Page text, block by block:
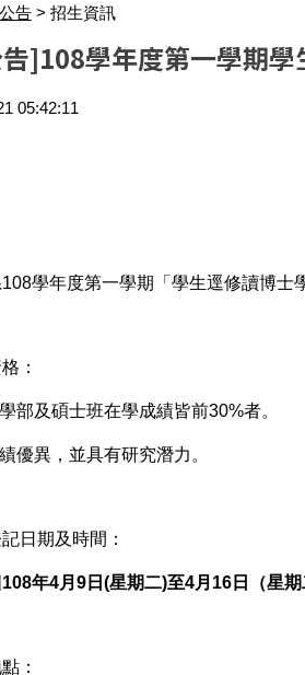
告> 招生資訊
]108學年度第一學期
05:42:11
學年度第一學期「學生逕修讀博士
：
部及碩士班在學成績皆前30%者。
優異，並具有研究潛力。
日期及時間：
108年4月9日(星期二)至4月16日（星期
：